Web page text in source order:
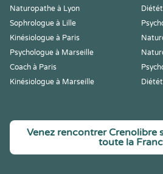
Naturopathe à Lyon
Sophrologue à Lille
Kinésiologue à Paris
Psychologue à Marseille
Coach à Paris
Kinésiologue à Marseille
Venez rencontrer Crenolibre
toute la